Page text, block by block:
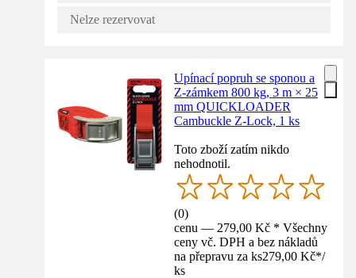
Nelze rezervovat
Upínací popruh se sponou a
Z‑zámkem 800 kg, 3 m × 25
mm QUICKLOADER
Cambuckle Z‑Lock, 1 ks
Toto zboží zatím nikdo
nehodnotil.
(0)
cenu — 279,00 Kč * Všechny
ceny vč. DPH a bez nákladů
na přepravu za ks279,00 Kč*/
ks